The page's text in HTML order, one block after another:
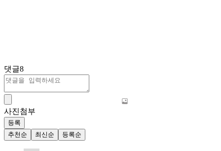
댓글8
사진첨부
등록
추천순
최신순 등록순